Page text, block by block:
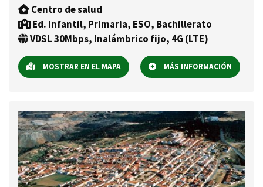
Centro de salud
Ed. Infantil, Primaria, ESO, Bachillerato
VDSL 30Mbps, Inalámbrico fijo, 4G (LTE)
MOSTRAR EN EL MAPA MÁS INFORMACIÓN